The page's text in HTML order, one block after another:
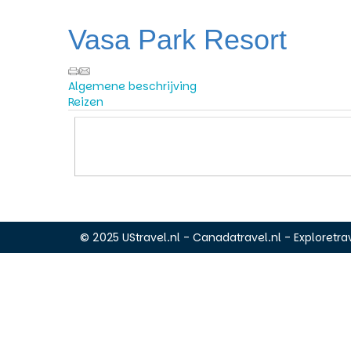
Vasa Park Resort
Algemene beschrijving
Reizen
© 2025 UStravel.nl - Canadatravel.nl -